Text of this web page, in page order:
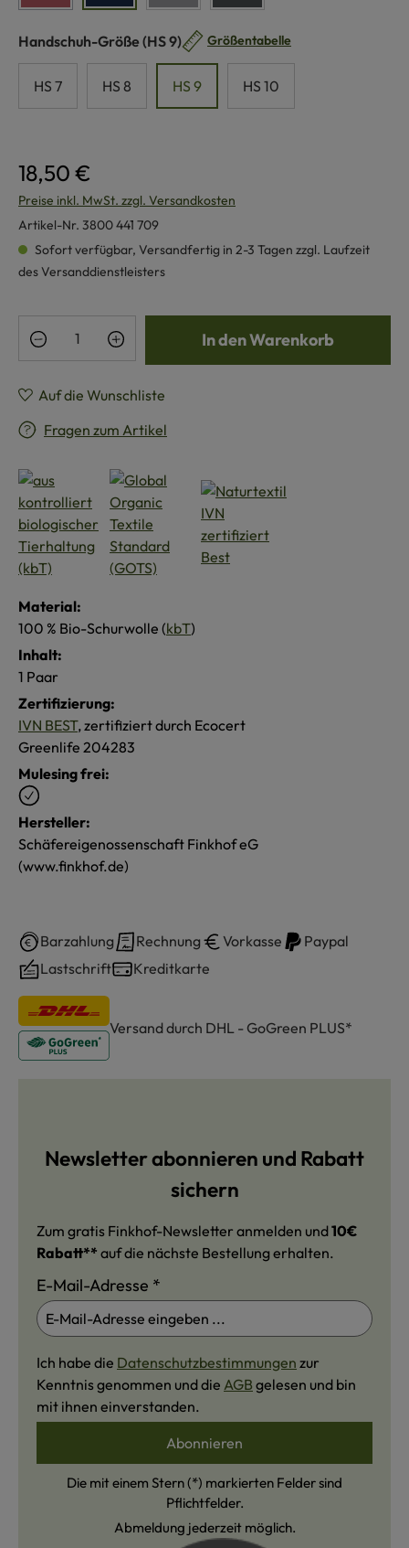
Handschuh-Größe auswählen
(HS 9) Größentabelle
HS 7 HS 8 HS 9 HS 10
18,50 €
Preise inkl. MwSt. zzgl. Versandkosten
Artikel-Nr. 3800 441 709
Sofort verfügbar, Versandfertig in 2-3 Tagen zzgl. Laufzeit
des Versanddienstleisters
Produkt Anzahl: Gib den gewünschten
In den Warenkorb
Auf die Wunschliste
Fragen zum Artikel
Material:
100 % Bio-Schurwolle (kbT)
Inhalt:
1 Paar
Zertifizierung:
IVN BEST, zertifiziert durch Ecocert
Greenlife 204283
Mulesing frei:
Hersteller:
Schäfereigenossenschaft Finkhof eG
(www.finkhof.de)
Barzahlung Rechnung Vorkasse
Paypal
Lastschrift
Kreditkarte
Versand durch DHL - GoGreen PLUS*
Newsletter abonnieren und Rabatt
sichern
Zum gratis Finkhof-Newsletter anmelden und10€
Rabatt** auf die nächste Bestellung erhalten.
E-Mail-Adresse *
Ich habe die Datenschutzbestimmungen zur
Kenntnis genommen und die AGB gelesen und bin
mit ihnen einverstanden.
Abonnieren
Die mit einem Stern (*) markierten Felder sind
Pflichtfelder.
Abmeldung jederzeit möglich.